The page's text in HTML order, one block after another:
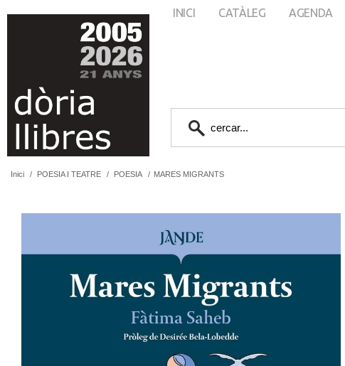
INICI CATÀLEG AGENDA
Inici / POESIA I TEATRE / POESIA / MARES MIGRANTS